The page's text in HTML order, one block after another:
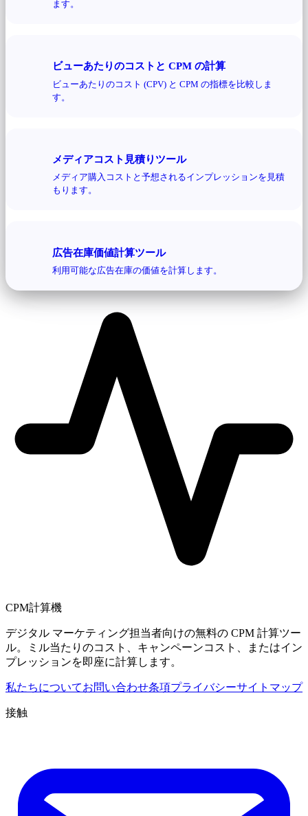
ます。
ビューあたりのコストと CPM の計算
ビューあたりのコスト (CPV) と CPM の指標を比較しま
す。
メディアコスト見積りツール
メディア購入コストと予想されるインプレッションを見積
もります。
広告在庫価値計算ツール
利用可能な広告在庫の価値を計算します。
CPM計算機
デジタル マーケティング担当者向けの無料の CPM 計算ツー
ル。ミル当たりのコスト、キャンペーンコスト、またはイン
プレッションを即座に計算します。
私たちについてお問い合わせ条項プライバシーサイトマップ
接触